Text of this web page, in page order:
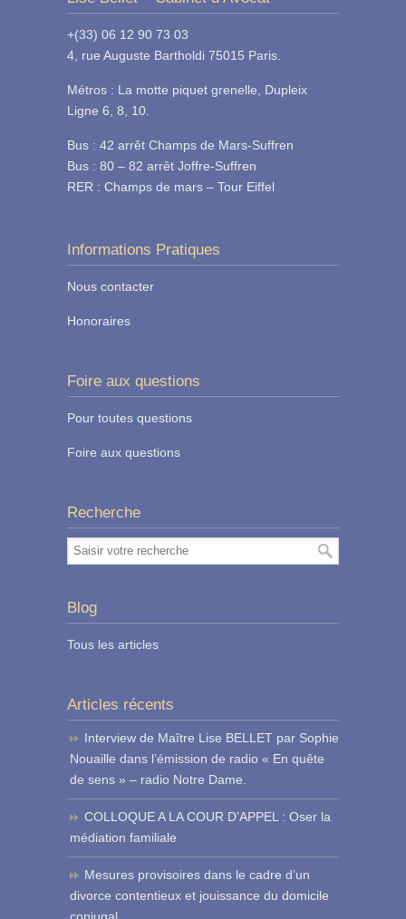
+(33) 06 12 90 73 03
4, rue Auguste Bartholdi 75015 Paris.
Métros : La motte piquet grenelle, Dupleix
Ligne 6, 8, 10.
Bus : 42 arrêt Champs de Mars-Suffren
Bus : 80 – 82 arrêt Joffre-Suffren
RER : Champs de mars – Tour Eiffel
Informations Pratiques
Nous contacter
Honoraires
Foire aux questions
Pour toutes questions
Foire aux questions
Recherche
Blog
Tous les articles
Articles récents
Interview de Maître Lise BELLET par Sophie
Nouaille dans l’émission de radio « En quête
de sens » – radio Notre Dame.
COLLOQUE A LA COUR D’APPEL : Oser la
médiation familiale
Mesures provisoires dans le cadre d’un
divorce contentieux et jouissance du domicile